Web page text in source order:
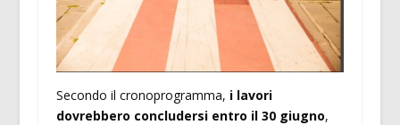
Secondo il cronoprogramma, i lavori
dovrebbero concludersi entro il 30 giugno,